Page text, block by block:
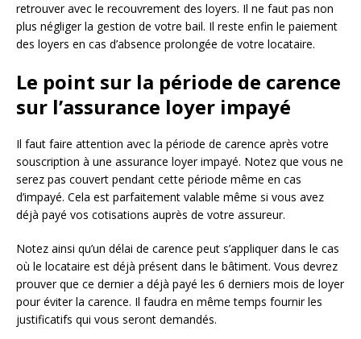
retrouver avec le recouvrement des loyers. Il ne faut pas non
plus négliger la gestion de votre bail. Il reste enfin le paiement
des loyers en cas d’absence prolongée de votre locataire.
Le point sur la période de carence
sur l’assurance loyer impayé
Il faut faire attention avec la période de carence après votre
souscription à une assurance loyer impayé. Notez que vous ne
serez pas couvert pendant cette période même en cas
d’impayé. Cela est parfaitement valable même si vous avez
déjà payé vos cotisations auprès de votre assureur.
Notez ainsi qu’un délai de carence peut s’appliquer dans le cas
où le locataire est déjà présent dans le bâtiment. Vous devrez
prouver que ce dernier a déjà payé les 6 derniers mois de loyer
pour éviter la carence. Il faudra en même temps fournir les
justificatifs qui vous seront demandés.